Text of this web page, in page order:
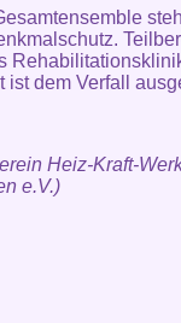
ist dem Verfall
Heiz-Kraft-
e.V.)